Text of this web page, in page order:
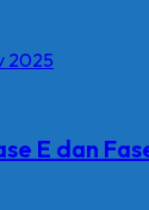
E dan